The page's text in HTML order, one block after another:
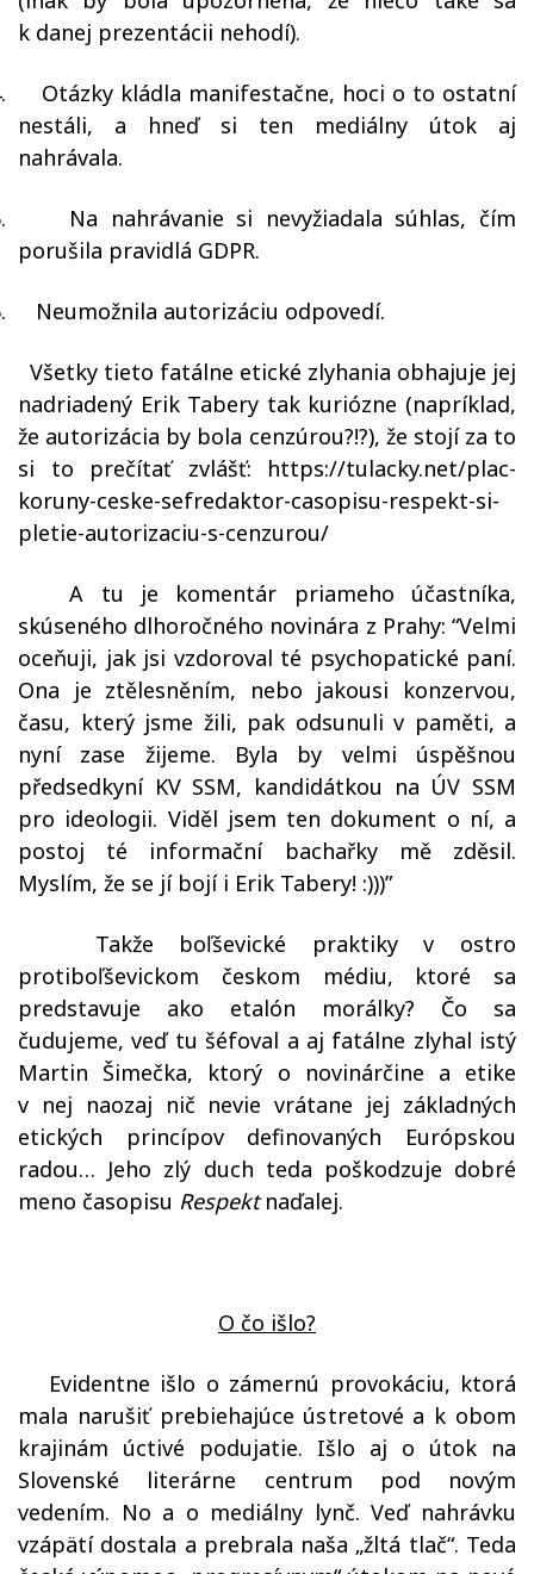
k danej prezentácii nehodí).
Otázky kládla manifestačne, hoci o to ostatní
nestáli, a hneď si ten mediálny útok aj
nahrávala.
Na nahrávanie si nevyžiadala súhlas, čím
porušila pravidlá GDPR.
Neumožnila autorizáciu odpovedí.
Všetky tieto fatálne etické zlyhania obhajuje jej
nadriadený Erik Tabery tak kuriózne (napríklad,
že autorizácia by bola cenzúrou?!?), že stojí za to
si to prečítať zvlášť: https://tulacky.net/plac-
koruny-ceske-sefredaktor-casopisu-respekt-si-
pletie-autorizaciu-s-cenzurou/
A tu je komentár priameho účastníka,
skúseného dlhoročného novinára z Prahy: “Velmi
oceňuji, jak jsi vzdoroval té psychopatické paní.
Ona je ztělesněním, nebo jakousi konzervou,
času, který jsme žili, pak odsunuli v paměti, a
nyní zase žijeme. Byla by velmi úspěšnou
předsedkyní KV SSM, kandidátkou na ÚV SSM
pro ideologii. Viděl jsem ten dokument o ní, a
postoj té informační bachařky mě zděsil.
Myslím, že se jí bojí i Erik Tabery! :)))”
Takže boľševické praktiky v ostro
protiboľševickom českom médiu, ktoré sa
predstavuje ako etalón morálky? Čo sa
čudujeme, veď tu šéfoval a aj fatálne zlyhal istý
Martin Šimečka, ktorý o novinárčine a etike
v nej naozaj nič nevievrátane jej základných
etických princípov definovaných Európskou
radou… Jeho zlý duch teda poškodzuje dobré
meno časopisu Respektnaďalej.
O čo išlo?
Evidentne išlo o zámernú provokáciu, ktorá
mala narušiť prebiehajúce ústretové a k obom
krajinám úctivé podujatie. Išlo aj o útok na
Slovenské literárne centrum pod novým
vedením. No a o mediálny lynč. Veď nahrávku
vzápätí dostala a prebrala naša „žltá tlač“. Teda